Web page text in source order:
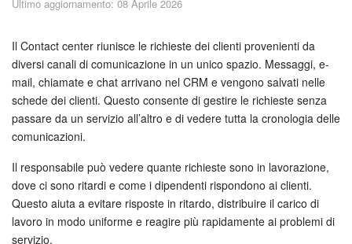
Piani e pagamento
Sicurezza in Bitrix24
Come iniziare?
CoPilot: IA in Bitrix24
Feed
Messenger
Ultimo aggiornamento: 08 Aprile 2026
Il Contact center riunisce le richieste dei clienti provenienti da
diversi canali di comunicazione in un unico spazio. Messaggi, e-
mail, chiamate e chat arrivano nel CRM e vengono salvati nelle
schede dei clienti. Questo consente di gestire le richieste senza
passare da un servizio all’altro e di vedere tutta la cronologia delle
comunicazioni.
Il responsabile può vedere quante richieste sono in lavorazione,
dove ci sono ritardi e come i dipendenti rispondono ai clienti.
Questo aiuta a evitare risposte in ritardo, distribuire il carico di
lavoro in modo uniforme e reagire più rapidamente ai problemi di
servizio.